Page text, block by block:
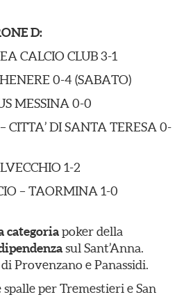
D:
CALCIO CLUB 3-1
0-4 (SABATO)
MESSINA 0-0
CITTA’ DI SANTA TERESA 0-
1-2
– TAORMINA 1-0
categoriapoker della
sul Sant’Anna.
Provenzano e Panassidi.
spalle per Tremestieri e San